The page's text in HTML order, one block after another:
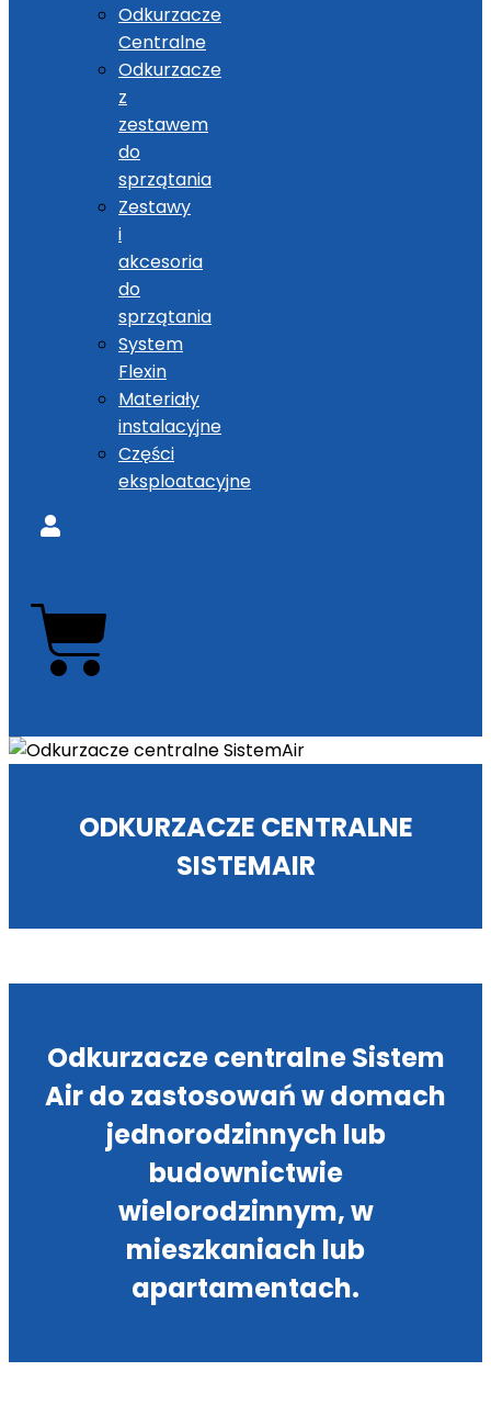
Odkurzacze
Centralne
Odkurzacze
z
zestawem
do
sprzątania
Zestawy
i
akcesoria
do
sprzątania
System
Flexin
Materiały
instalacyjne
Części
eksploatacyjne
ODKURZACZE CENTRALNE
SISTEMAIR
Odkurzacze centralne Sistem
Air do zastosowań w domach
jednorodzinnych lub
budownictwie
wielorodzinnym, w
mieszkaniach lub
apartamentach.